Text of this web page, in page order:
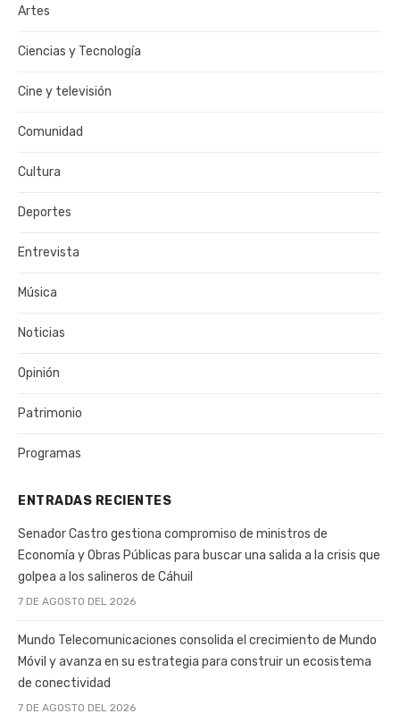
Artes
Ciencias y Tecnología
Cine y televisión
Comunidad
Cultura
Deportes
Entrevista
Música
Noticias
Opinión
Patrimonio
Programas
ENTRADAS RECIENTES
Senador Castro gestiona compromiso de ministros de
Economía y Obras Públicas para buscar una salida a la crisis que
golpea a los salineros de Cáhuil
7 DE AGOSTO DEL 2026
Mundo Telecomunicaciones consolida el crecimiento de Mundo
Móvil y avanza en su estrategia para construir un ecosistema
de conectividad
7 DE AGOSTO DEL 2026